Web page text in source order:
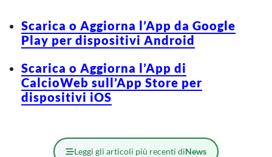
Scarica o Aggiorna l’App da Google
Play per dispositivi Android
Scarica o Aggiorna l’App di
CalcioWeb sull’App Store per
dispositivi iOS
Leggi gli articoli più recenti diNews